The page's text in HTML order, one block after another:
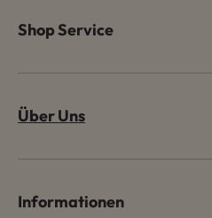
Shop Service
Über Uns
Informationen